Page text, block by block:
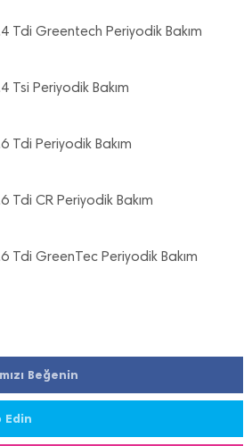
Tdi Greentech Periyodik Bakım
Tsi Periyodik Bakım
Tdi Periyodik Bakım
Tdi CR Periyodik Bakım
Tdi GreenTec Periyodik Bakım
Beğenin